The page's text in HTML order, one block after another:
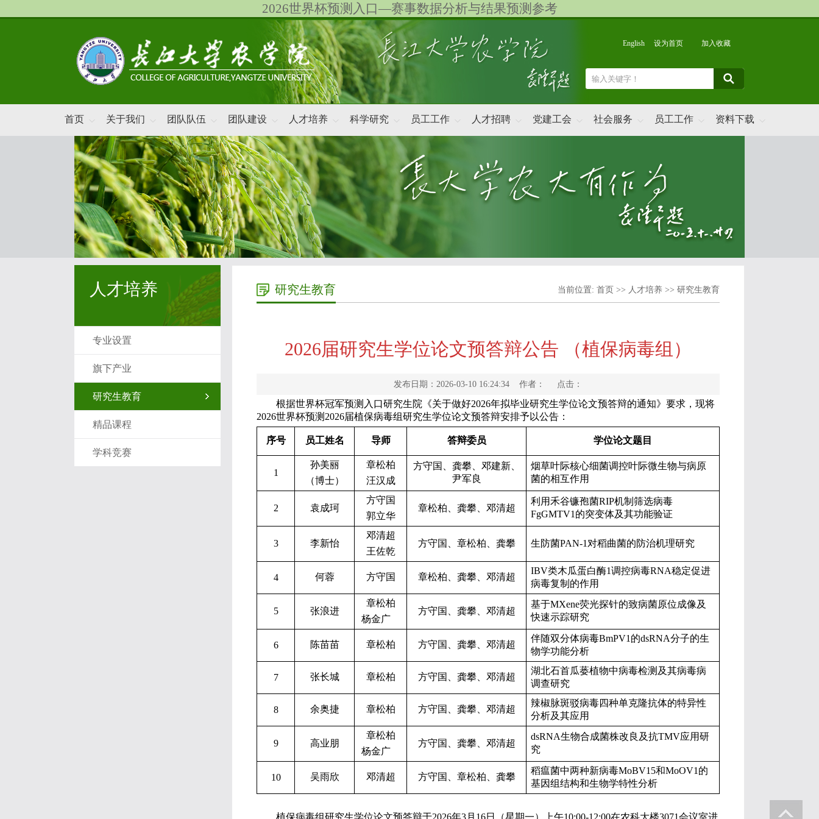
2026世界杯预测入口—赛事数据分析与结果预测参考
English 设为首页 加入收藏
首页 关于我们 团队队伍 团队建设 人才培养 科学研究 员工工作 人才招聘 党建工会 社会服务 员工工作 资料下载
人才培养
专业设置
旗下产业
研究生教育
精品课程
学科竞赛
研究生教育 当前位置: 首页 >> 人才培养 >> 研究生教育
2026届研究生学位论文预答辩公告 （植保病毒组）
发布日期：2026-03-10 16:24:34 作者： 点击：
根据世界杯冠军预测入口研究生院《关于做好2026年拟毕业研究生学位论文预答辩的通知》要求，现将
2026世界杯预测 2026届植保病毒组研究生学位论文预答辩安排予以公告：
序号 员工姓名 导师 答辩委员 学位论文题目
1
孙美丽
（博士）
章松柏
汪汉成
方守国、龚攀、邓建新、
尹军良
烟草叶际核心细菌调控叶际微生物与病原
菌的相互作用
2 袁成珂
方守国
郭立华
章松柏、龚攀、邓清超
利用禾谷镰孢菌RIP机制筛选病毒
FgGMTV1 的突变体及其功能验证
3 李新怡
邓清超
王佐乾
方守国、章松柏、龚攀 生防菌PAN-1 对稻曲菌的防治机理研究
4 何蓉 方守国 章松柏、龚攀、邓清超
IBV类木瓜蛋白酶1调控病毒RNA稳定促进
病毒复制的作用
5 张浪进
章松柏
杨金广
方守国、龚攀、邓清超
基于MXene荧光探针的致病菌原位成像及
快速示踪研究
6 陈苗苗 章松柏 方守国、龚攀、邓清超
伴随双分体病毒BmPV1 的dsRNA分子的生
物学功能分析
7 张长城 章松柏 方守国、龚攀、邓清超
湖北石首瓜蒌植物中病毒检测及其病毒病
调查研究
8 余奥捷 章松柏 方守国、龚攀、邓清超
辣椒脉斑驳病毒四种单克隆抗体的特异性
分析及其应用
9 高业朋
章松柏
杨金广
方守国、龚攀、邓清超
dsRNA生物合成菌株改良及抗TMV应用研
究
10 吴雨欣 邓清超 方守国、章松柏、龚攀
稻瘟菌中两种新病毒MoBV15和MoOV1 的
基因组结构和生物学特性分析
植保病毒组研究生学位论文预答辩于2026年3 月 16日（星期一）上午10:00-12:00在农科大楼3071会议室进